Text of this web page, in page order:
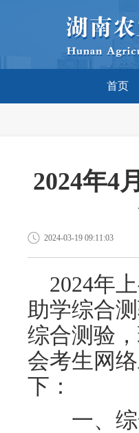
首页
2024年4
2024-03-19 09:11:03
2024年上
助学综合
综合测验
会考生网
下：
一、